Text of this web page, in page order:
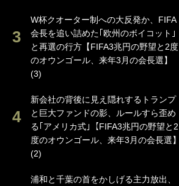
W杯クオーター制への大反発か、FIFA
会長を追い詰めた｢欧州のボイコット｣
と再選の行方【FIFA3兆円の野望と2度
のオウンゴール、来年3月の会長選】
(3)
新会社の背後に見え隠れするトランプ
と巨大ファンドの影、ルールすら歪め
る｢アメリカ式｣【FIFA3兆円の野望と2
度のオウンゴール、来年3月の会長選】
(2)
浦和と千葉の首をかしげる主力放出、